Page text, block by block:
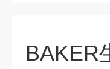
BAKER